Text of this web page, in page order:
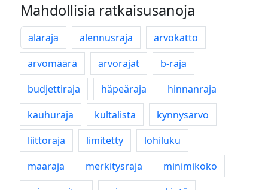
Mahdollisia ratkaisusanoja
alaraja alennusraja
arvokatto
arvomäärä
arvorajat
b-raja
budjettiraja
häpeäraja
hinnanraja
kauhuraja
kultalista
kynnysarvo
liittoraja
limitetty
lohiluku
maaraja
merkitysraja
minimikoko